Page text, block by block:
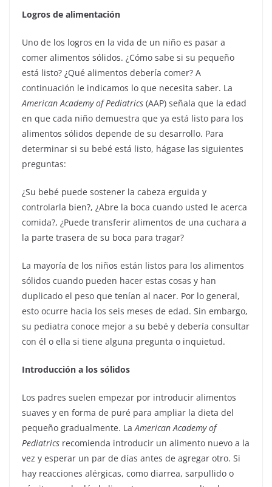
Logros de alimentación
Uno de los logros en la vida de un niño es pasar a
comer alimentos sólidos. ¿Cómo sabe si su pequeño
está listo? ¿Qué alimentos debería comer? A
continuación le indicamos lo que necesita saber. La
American Academy of Pediatrics (AAP) señala que la edad
en que cada niño demuestra que ya está listo para los
alimentos sólidos depende de su desarrollo. Para
determinar si su bebé está listo, hágase las siguientes
preguntas:
¿Su bebé puede sostener la cabeza erguida y
controlarla bien?, ¿Abre la boca cuando usted le acerca
comida?, ¿Puede transferir alimentos de una cuchara a
la parte trasera de su boca para tragar?
La mayoría de los niños están listos para los alimentos
sólidos cuando pueden hacer estas cosas y han
duplicado el peso que tenían al nacer. Por lo general,
esto ocurre hacia los seis meses de edad. Sin embargo,
su pediatra conoce mejor a su bebé y debería consultar
con él o ella si tiene alguna pregunta o inquietud.
Introducción a los sólidos
Los padres suelen empezar por introducir alimentos
suaves y en forma de puré para ampliar la dieta del
pequeño gradualmente. LaAmerican Academy of
Pediatrics recomienda introducir un alimento nuevo a la
vez y esperar un par de días antes de agregar otro. Si
hay reacciones alérgicas, como diarrea, sarpullido o